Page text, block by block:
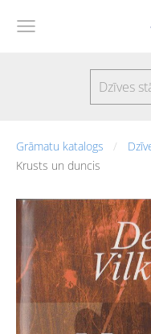
Dzīves
Grāmatu katalogs
Krusts un duncis